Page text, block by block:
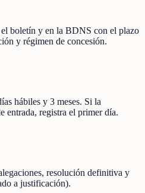
boletín y en la BDNS con el plazo
y régimen de concesión.
hábiles y 3 meses. Si la
entrada, registra el primer día.
resolución definitiva y
a justificación).